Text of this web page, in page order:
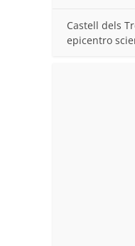
Castell dels
epicentro